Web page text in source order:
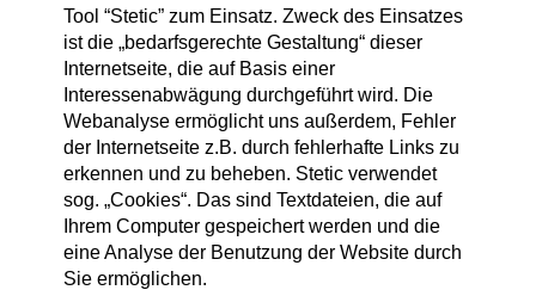
Tool “Stetic” zum Einsatz. Zweck des Einsatzes
ist die „bedarfsgerechte Gestaltung“ dieser
Internetseite, die auf Basis einer
Interessenabwägung durchgeführt wird. Die
Webanalyse ermöglicht uns außerdem, Fehler
der Internetseite z.B. durch fehlerhafte Links zu
erkennen und zu beheben. Stetic verwendet
sog. „Cookies“. Das sind Textdateien, die auf
Ihrem Computer gespeichert werden und die
eine Analyse der Benutzung der Website durch
Sie ermöglichen.